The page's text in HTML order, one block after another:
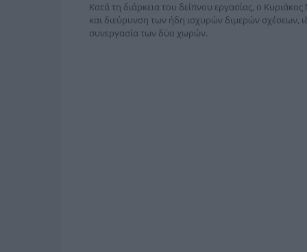
Κατά τη διάρκεια του δείπνου εργασίας, ο
και διεύρυνση των ήδη ισχυρών διμερών σχέσεων,
συνεργασία των δύο χωρών.